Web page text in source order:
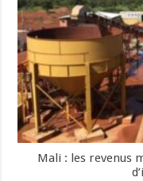
Mali : les revenus